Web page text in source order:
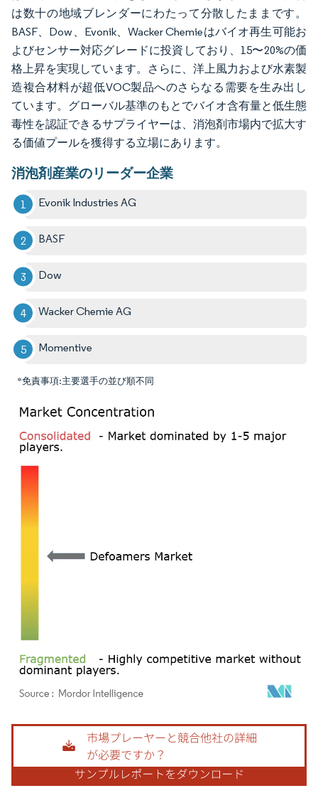
は数十の地域ブレンダーにわたって分散したままです。
BASF、Dow、Evonik、Wacker Chemieはバイオ再生可能お
よびセンサー対応グレードに投資しており、15〜20%の価
格上昇を実現しています。さらに、洋上風力および水素製
造複合材料が超低VOC製品へのさらなる需要を生み出し
ています。グローバル基準のもとでバイオ含有量と低生態
毒性を認証できるサプライヤーは、消泡剤市場内で拡大す
る価値プールを獲得する立場にあります。
消泡剤産業のリーダー企業
Evonik Industries AG
BASF
Dow
Wacker Chemie AG
Momentive
*免責事項:主要選手の並び順不同
画像 © Mordor Intelligence。再利用にはCC BY 4.0の表示が必要です。